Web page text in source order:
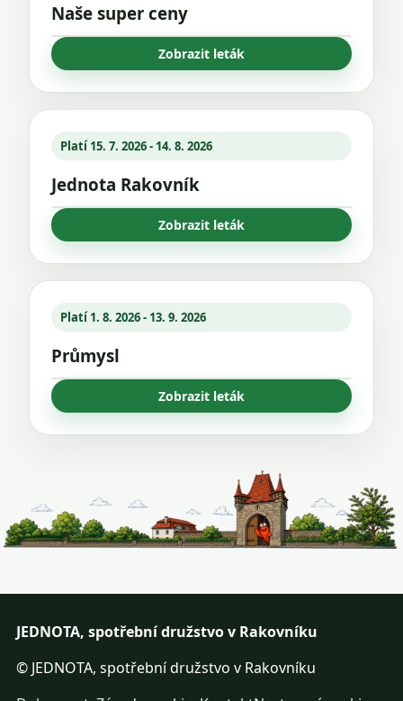
Naše super ceny
Zobrazit leták
Platí 15. 7. 2026 - 14. 8. 2026
Jednota Rakovník
Zobrazit leták
Platí 1. 8. 2026 - 13. 9. 2026
Průmysl
Zobrazit leták
JEDNOTA, spotřební družstvo v Rakovníku
© JEDNOTA, spotřební družstvo v Rakovníku